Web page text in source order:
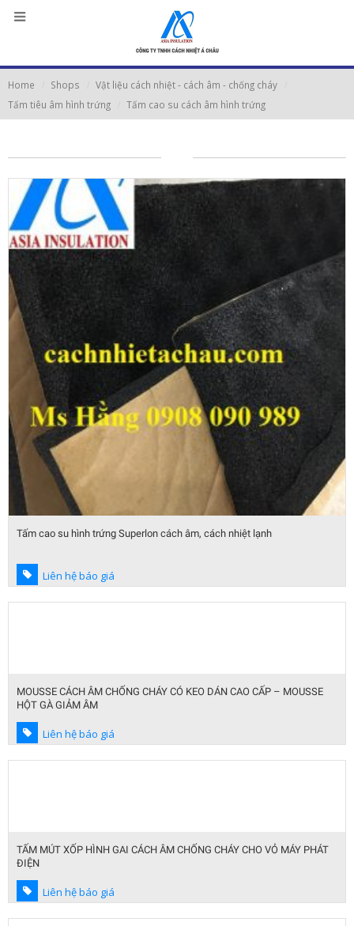
Home Shops
Vật liệu cách nhiệt - cách âm - chống cháy
Tấm tiêu âm hình trứng
Tấm cao su cách âm hình trứng
Tấm cao su hình trứng Superlon cách âm, cách nhiệt lạnh
Liên hệ báo giá
MOUSSE CÁCH ÂM CHỐNG CHÁY CÓ KEO DÁN CAO CẤP – MOUSSE
HỘT GÀ GIẢM ÂM
Liên hệ báo giá
TẤM MÚT XỐP HÌNH GAI CÁCH ÂM CHỐNG CHÁY CHO VỎ MÁY PHÁT
ĐIỆN
Liên hệ báo giá